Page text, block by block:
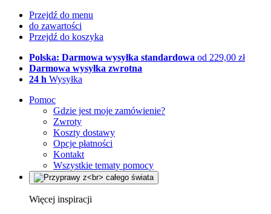
Przejdź do menu
do zawartości
Przejdź do koszyka
Polska: Darmowa wysyłka standardowa od 229,00 zł
Darmowa wysyłka zwrotna
24 h Wysyłka
Pomoc
Gdzie jest moje zamówienie?
Zwroty
Koszty dostawy
Opcje płatności
Kontakt
Wszystkie tematy pomocy
Więcej inspiracji